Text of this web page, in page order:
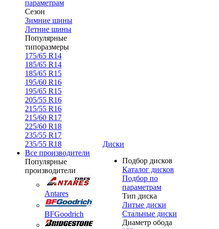
параметрам
Сезон
Зимние шины
Летние шины
Популярные
типоразмеры
175/65 R14
185/65 R14
185/65 R15
195/60 R16
195/65 R15
205/55 R16
215/55 R16
215/60 R17
225/60 R18
235/55 R17
235/55 R18
Все производители
Популярные
производители
Antares
BFGoodrich
Диски
Подбор дисков
Каталог дисков
Подбор по
параметрам
Тип диска
Литые диски
Стальные диски
Диаметр обода